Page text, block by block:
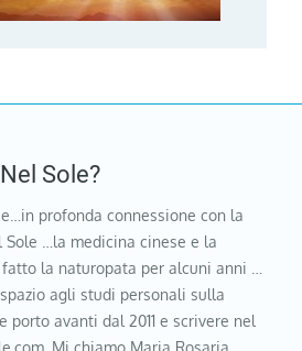
Sole?
profonda connessione con la
…la medicina cinese e la
la naturopata per alcuni anni …
agli studi personali sulla
porto avanti dal 2011 e scrivere nel
Mi chiamo Maria Rosaria